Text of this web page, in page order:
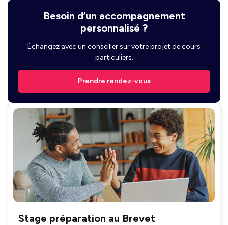
Besoin d’un accompagnement
personnalisé ?
Échangez avec un conseiller sur votre projet de cours
particuliers.
Prendre rendez-vous
Stage préparation au Brevet